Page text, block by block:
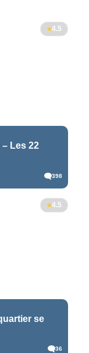
4.5
Les 22
398
4.5
se
36